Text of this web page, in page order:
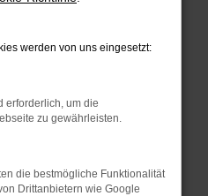
zum Beispiel
wie Werbeblocker,
bestimmter Seiten
in einem privaten
werden von uns eingesetzt:
erforderlich, um die
zu gewährleisten.
die bestmögliche Funktionalität
Drittanbietern wie Google